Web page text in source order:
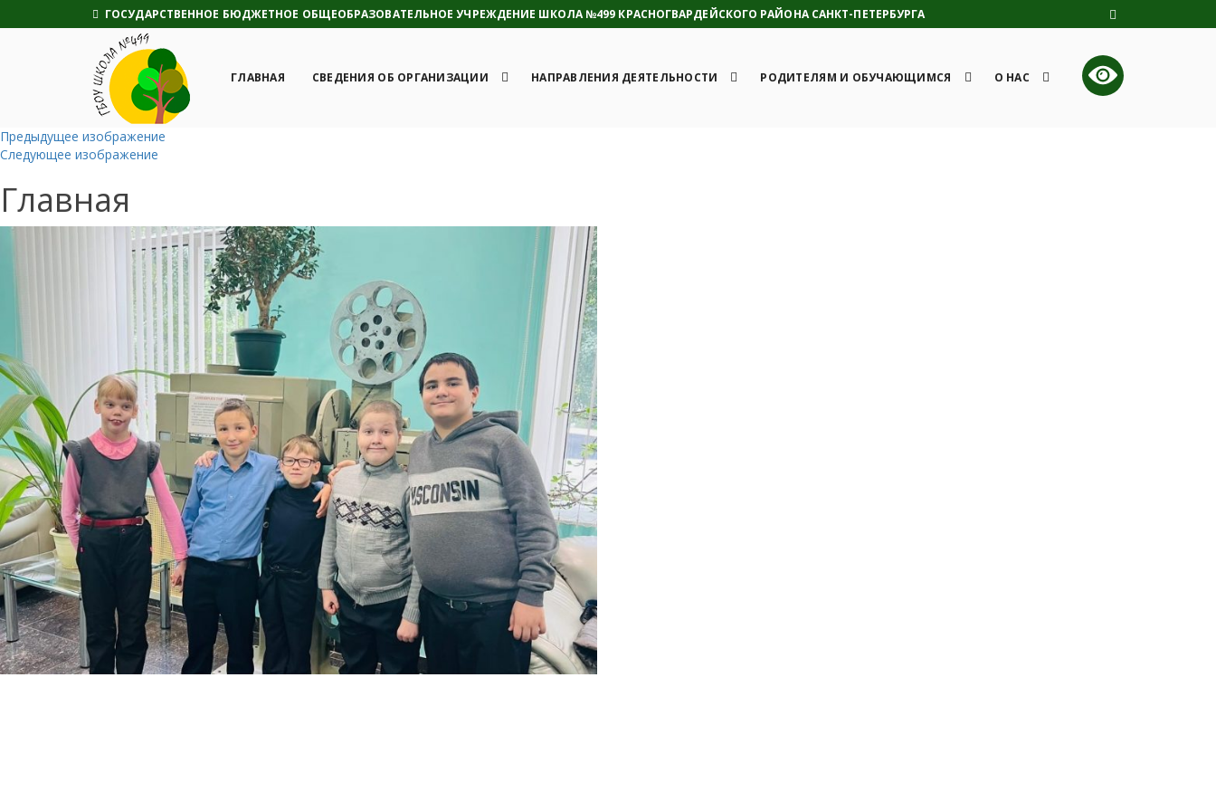
ГОСУДАРСТВЕННОЕ БЮДЖЕТНОЕ ОБЩЕОБРАЗОВАТЕЛЬНОЕ УЧРЕЖДЕНИЕ ШКОЛА №499 КРАСНОГВАРДЕЙСКОГО РАЙОНА САНКТ-ПЕТЕРБУРГА
ГЛАВНАЯ СВЕДЕНИЯ ОБ ОРГАНИЗАЦИИ НАПРАВЛЕНИЯ ДЕЯТЕЛЬНОСТИ РОДИТЕЛЯМ И ОБУЧАЮЩИМСЯ О НАС
Предыдущее изображение
Следующее изображение
Главная